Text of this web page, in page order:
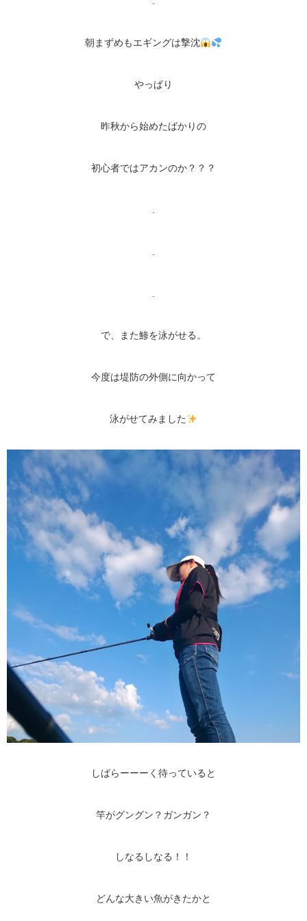
朝まずめもエギングは撃沈
やっぱり
昨秋から始めたばかりの
初心者ではアカンのか？？？
.
.
.
で、また鯵を泳がせる。
今度は堤防の外側に向かって
泳がせてみました
しばらーーーく待っていると
竿がグングン？ガンガン？
しなるしなる！！
どんな大きい魚がきたかと